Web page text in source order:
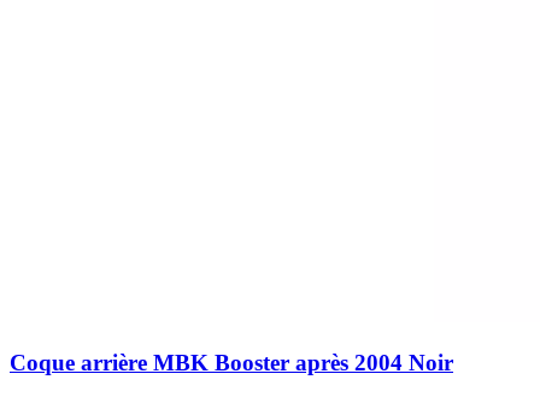
Coque arrière MBK Booster après 2004 Noir